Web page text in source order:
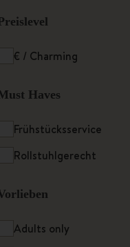
€ / Charming
Haves
Frühstücksservice
Rollstuhlgerecht
Adults only